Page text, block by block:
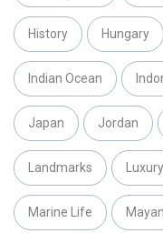
History Hungary
Indian Ocean
Japan Jordan
Landmarks Luxury
Marine Life